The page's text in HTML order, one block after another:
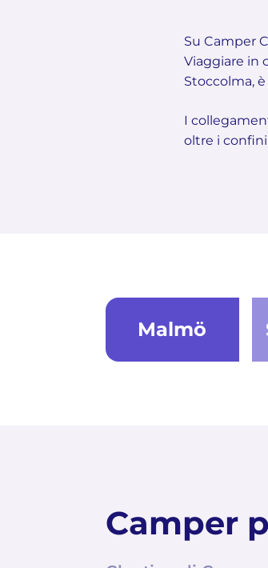
Su Camper
Viaggiare in
Stoccolma,
I
oltre i confini
Malmö
Camper